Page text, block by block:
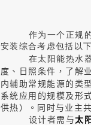
作为一个正规
安装综合考虑包括以
在太阳能热水
度、日照条件，了解
内辅助常规能源的类
系统应用的规模及形
供热）。同时与业主
设计者需与太